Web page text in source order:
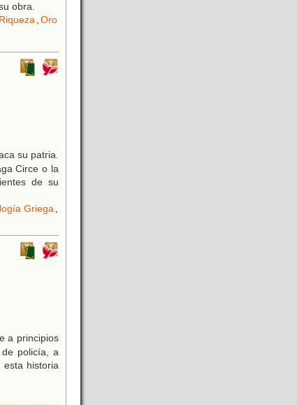
obra.
Riqueza,Oro
su patria.
Circe o la
de su
Griega
a principios
policía, a
historia